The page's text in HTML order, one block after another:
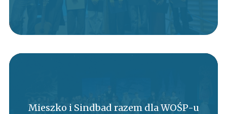
Mieszko i Sindbad razem dla WOŚP-u